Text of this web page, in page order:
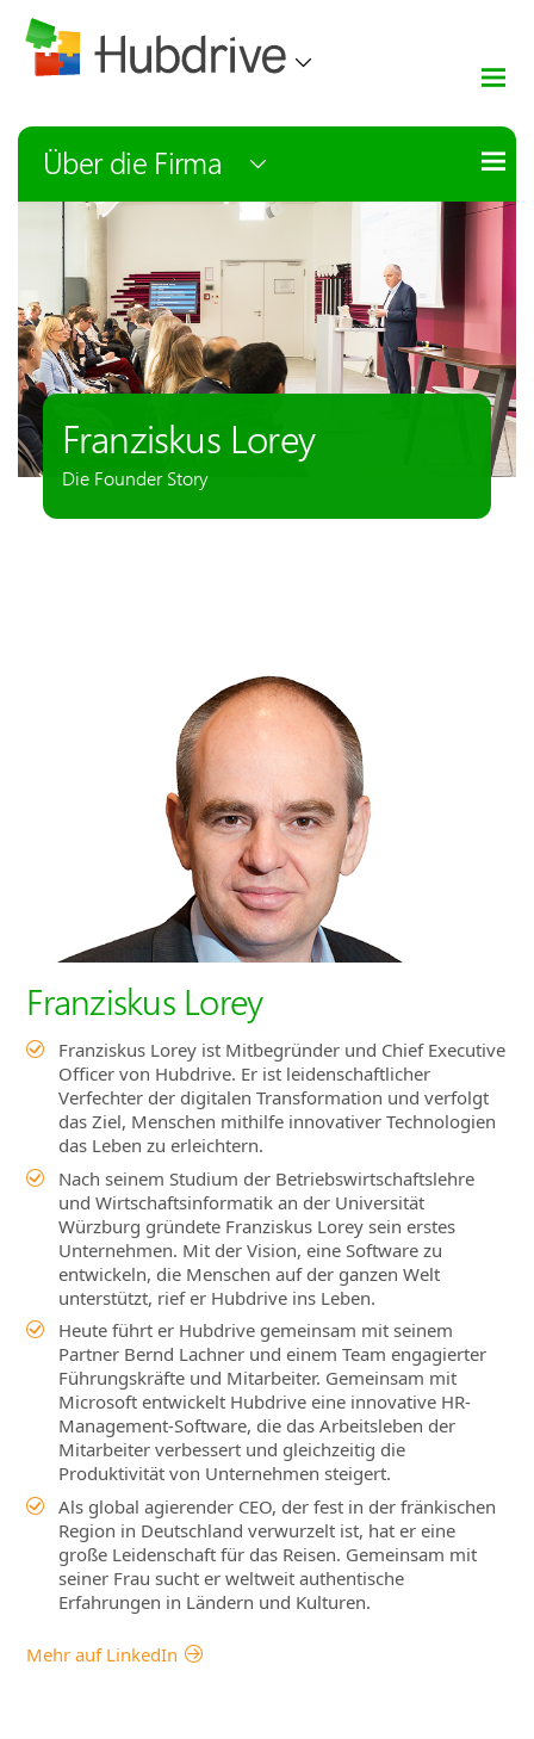
Über die Firma
Franziskus Lorey
Die Founder Story
Franziskus Lorey
Franziskus Lorey ist Mitbegründer und Chief Executive
Officer von Hubdrive. Er ist leidenschaftlicher
Verfechter der digitalen Transformation und verfolgt
das Ziel, Menschen mithilfe innovativer Technologien
das Leben zu erleichtern.
Nach seinem Studium der Betriebswirtschaftslehre
und Wirtschaftsinformatik an der Universität
Würzburg gründete Franziskus Lorey sein erstes
Unternehmen. Mit der Vision, eine Software zu
entwickeln, die Menschen auf der ganzen Welt
unterstützt, rief er Hubdrive ins Leben.
Heute führt er Hubdrive gemeinsam mit seinem
Partner Bernd Lachner und einem Team engagierter
Führungskräfte und Mitarbeiter. Gemeinsam mit
Microsoft entwickelt Hubdrive eine innovative HR-
Management-Software, die das Arbeitsleben der
Mitarbeiter verbessert und gleichzeitig die
Produktivität von Unternehmen steigert.
Als global agierender CEO, der fest in der fränkischen
Region in Deutschland verwurzelt ist, hat er eine
große Leidenschaft für das Reisen. Gemeinsam mit
seiner Frau sucht er weltweit authentische
Erfahrungen in Ländern und Kulturen.
Mehr auf LinkedIn